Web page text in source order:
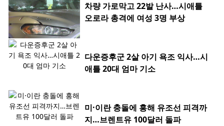
차량 가로막고 22발 난사…시애틀
오로라 총격에 여성 3명 부상
다운증후군 2살 아기 욕조 익사…시
애틀 20대 엄마 기소
미·이란 충돌에 홍해 유조선 피격까
지…브렌트유 100달러 돌파